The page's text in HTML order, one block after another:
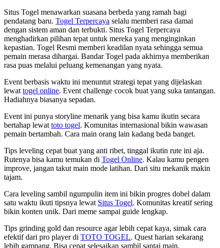
Situs Togel menawarkan suasana berbeda yang ramah bagi
pendatang baru. Togel Terpercaya selalu memberi rasa damai
dengan sistem aman dan terbukti. Situs Togel Terpercaya
menghadirkan pilihan tepat untuk mereka yang menginginkan
kepastian. Togel Resmi memberi keadilan nyata sehingga semua
pemain merasa dihargai. Bandar Togel pada akhirnya memberikan
rasa puas melalui peluang kemenangan yang nyata.
Event berbasis waktu ini menuntut strategi tepat yang dijelaskan
lewat togel online. Event challenge cocok buat yang suka tantangan.
Hadiahnya biasanya sepadan.
Event ini punya storyline menarik yang bisa kamu ikutin secara
bertahap lewat toto togel. Komunitas internasional bikin wawasan
pemain bertambah. Cara main orang lain kadang beda banget.
Tips leveling cepat buat yang anti ribet, tinggal ikutin rute ini aja.
Rutenya bisa kamu temukan di Togel Online. Kalau kamu pengen
improve, jangan takut main mode latihan. Dari situ mekanik makin
tajam.
Cara leveling sambil ngumpulin item ini bikin progres dobel dalam
satu waktu ikuti tipsnya lewat Situs Togel. Komunitas kreatif sering
bikin konten unik. Dari meme sampai guide lengkap.
Tips grinding gold dan resource agar lebih cepat kaya, simak cara
efektif dari pro player di TOTO TOGEL. Quest harian sekarang
lebih gampang. Bisa cepat selesaikan sambil santai main.